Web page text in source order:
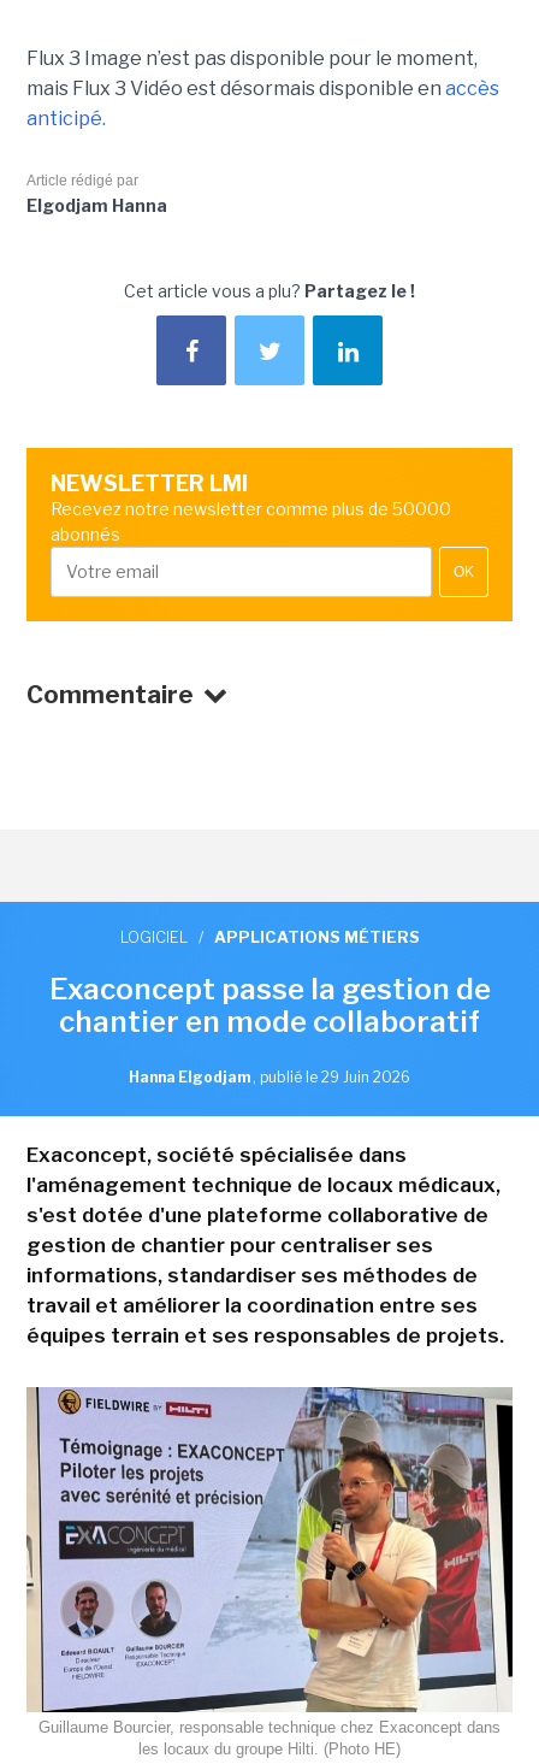
Flux 3 Image n’est pas disponible pour le moment,
mais Flux 3 Vidéo est désormais disponible en accès
anticipé.
Article rédigé par
Elgodjam Hanna
Cet article vous a plu? Partagez le !
NEWSLETTER LMI
Recevez notre newsletter comme plus de 50000
abonnés
OK
Commentaire
LOGICIEL / APPLICATIONS MÉTIERS
Exaconcept passe la gestion de
chantier en mode collaboratif
Hanna Elgodjam , publié le 29 Juin 2026
Exaconcept, société spécialisée dans
l'aménagement technique de locaux médicaux,
s'est dotée d'une plateforme collaborative de
gestion de chantier pour centraliser ses
informations, standardiser ses méthodes de
travail et améliorer la coordination entre ses
équipes terrain et ses responsables de projets.
Guillaume Bourcier, responsable technique chez Exaconcept dans
les locaux du groupe Hilti. (Photo HE)